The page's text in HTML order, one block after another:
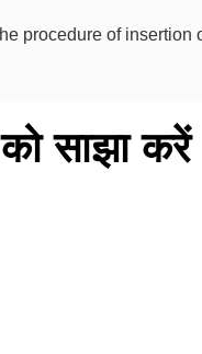
procedure of insertion
साझा करें